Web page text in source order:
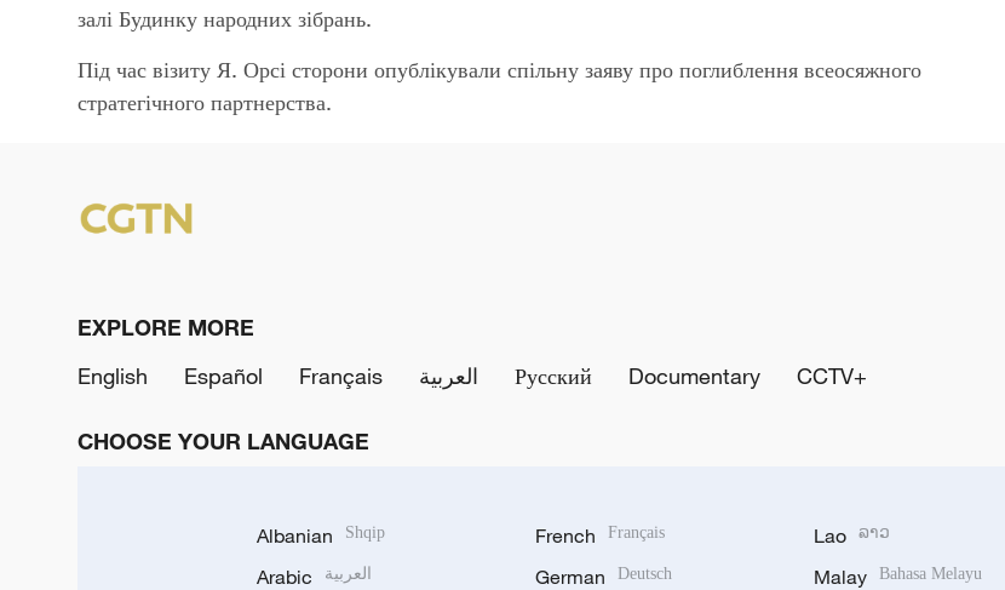
залі Будинку народних зібрань.
Під час візиту Я. Орсі сторони опублікували спільну заяву про поглиблення всеосяжного
стратегічного партнерства.
EXPLORE MORE
English
Español Français العربية Русский Documentary CCTV+
CHOOSE YOUR LANGUAGE
Albanian Shqip
Arabic العربية
French Français
German Deutsch
Lao ລາວ
Malay Bahasa Melayu